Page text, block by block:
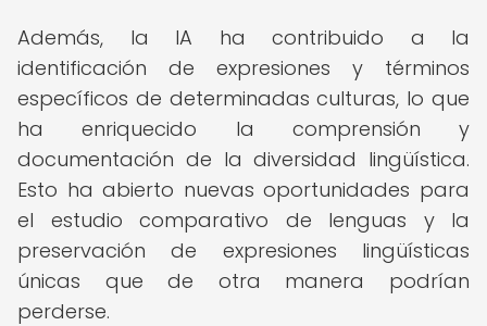
Además, la IA ha contribuido a la
identificación de expresiones y términos
específicos de determinadas culturas, lo que
ha enriquecido la comprensión y
documentación de la diversidad lingüística.
Esto ha abierto nuevas oportunidades para
el estudio comparativo de lenguas y la
preservación de expresiones lingüísticas
únicas que de otra manera podrían
perderse.